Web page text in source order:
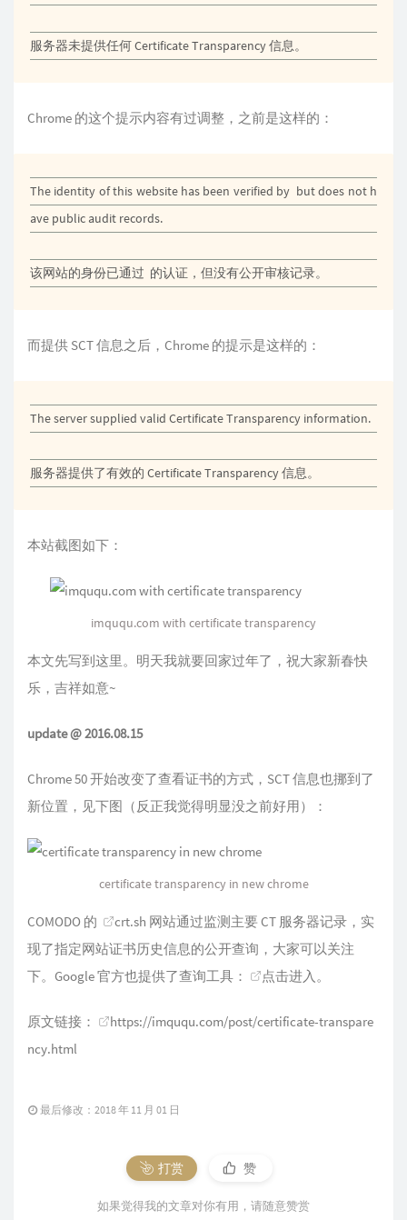
服务器未提供任何 Certificate Transparency 信息。
Chrome 的这个提示内容有过调整，之前是这样的：
The identity of this website has been verified by ‍ but does not h
ave public audit records.
该网站的身份已通过 ‍ 的认证，但没有公开审核记录。
而提供 SCT 信息之后，Chrome 的提示是这样的：
The server supplied valid Certificate Transparency information.
服务器提供了有效的 Certificate Transparency 信息。
本站截图如下：
imququ.com with certificate transparency
本文先写到这里。明天我就要回家过年了，祝大家新春快
乐，吉祥如意~
update @ 2016.08.15
Chrome 50 开始改变了查看证书的方式，SCT 信息也挪到了
新位置，见下图（反正我觉得明显没之前好用）：
certificate transparency in new chrome
COMODO 的 crt.sh 网站通过监测主要 CT 服务器记录，实
现了指定网站证书历史信息的公开查询，大家可以关注
下。Google 官方也提供了查询工具：
点击进入 。
原文链接：
https://imququ.com/post/certificate-transpare
ncy.html
最后修改：2018 年 11 月 01 日
打赏 赞
如果觉得我的文章对你有用，请随意赞赏